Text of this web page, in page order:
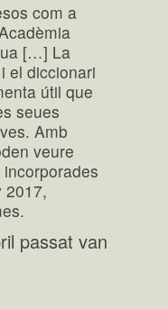
com a
[…] La
el diccionari
útil que
seues
Amb
veure
2017,
passat van